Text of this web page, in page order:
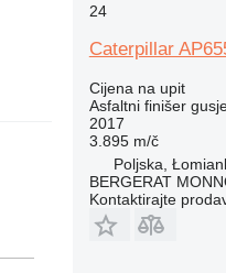
24
Caterpillar
Cijena na upit
Asfaltni finišer
2017
3.895 m/č
Poljska,
BERGERAT
Kontaktirajte